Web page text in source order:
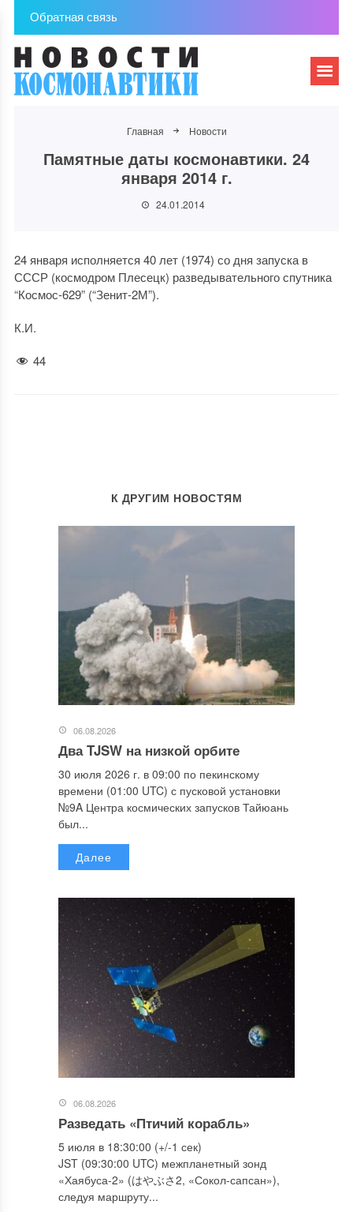
Обратная связь
Главная Новости
Памятные даты космонавтики. 24
января 2014 г.
24.01.2014
24 января исполняется 40 лет (1974) со дня запуска в
СССР (космодром Плесецк) разведывательного спутника
“Космос-629” (“Зенит-2М”).
К.И.
44
К ДРУГИМ НОВОСТЯМ
06.08.2026
Два TJSW на низкой орбите
30 июля 2026 г. в 09:00 по пекинскому
времени (01:00 UTC) с пусковой установки
№9A Центра космических запусков Тайюань
был...
Далее
06.08.2026
Разведать «Птичий корабль»
5 июля в 18:30:00 (+/-1 сек)
JST (09:30:00 UTC) межпланетный зонд
«Хаябуса-2» (はやぶさ2, «Сокол-сапсан»),
следуя маршруту...